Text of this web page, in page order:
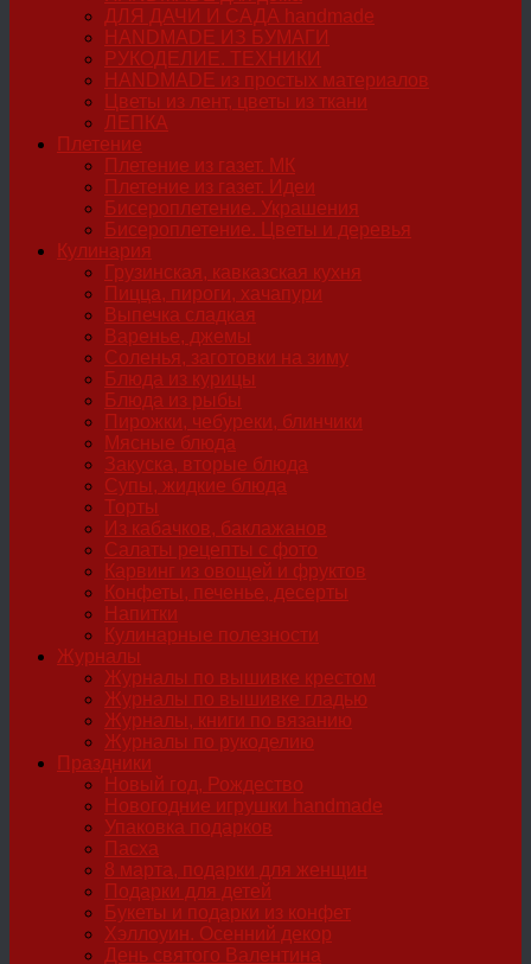
ДЛЯ ДАЧИ И САДА handmade
HANDMADE ИЗ БУМАГИ
РУКОДЕЛИЕ. ТЕХНИКИ
HANDMADE из простых материалов
Цветы из лент, цветы из ткани
ЛЕПКА
Плетение
Плетение из газет. МК
Плетение из газет. Идеи
Бисероплетение. Украшения
Бисероплетение. Цветы и деревья
Кулинария
Грузинская, кавказская кухня
Пицца, пироги, хачапури
Выпечка сладкая
Варенье, джемы
Соленья, заготовки на зиму
Блюда из курицы
Блюда из рыбы
Пирожки, чебуреки, блинчики
Мясные блюда
Закуска, вторые блюда
Супы, жидкие блюда
Торты
Из кабачков, баклажанов
Салаты рецепты с фото
Карвинг из овощей и фруктов
Конфеты, печенье, десерты
Напитки
Кулинарные полезности
Журналы
Журналы по вышивке крестом
Журналы по вышивке гладью
Журналы, книги по вязанию
Журналы по рукоделию
Праздники
Новый год, Рождество
Новогодние игрушки handmade
Упаковка подарков
Пасха
8 марта, подарки для женщин
Подарки для детей
Букеты и подарки из конфет
Хэллоуин. Осенний декор
День святого Валентина